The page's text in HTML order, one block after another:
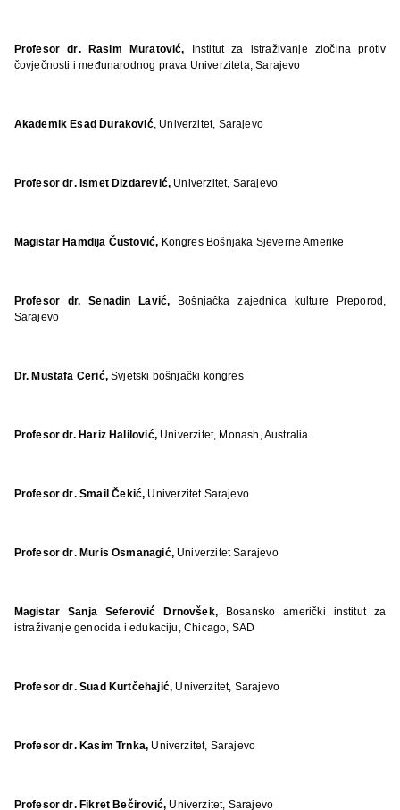
Profesor dr. Rasim Muratović, Institut za istraživanje zločina protiv
čovječnosti i međunarodnog prava Univerziteta, Sarajevo
Akademik Esad Duraković, Univerzitet, Sarajevo
Profesor dr.Ismet Dizdarević, Univerzitet, Sarajevo
Magistar Hamdija Čustović, Kongres Bošnjaka Sjeverne Amerike
Profesor dr. Senadin Lavić, Bošnjačka zajednica kulture Preporod,
Sarajevo
Dr. Mustafa Cerić,Svjetski bošnjački kongres
Profesor dr. Hariz Halilović,Univerzitet, Monash, Australia
Profesor dr.SmailČekić, Univerzitet Sarajevo
Profesor dr.Muris Osmanagić,Univerzitet Sarajevo
Magistar Sanja Seferović Drnovšek, Bosansko američki institut za
istraživanje genocida i edukaciju, Chicago, SAD
Profesor dr.Suad Kurtčehajić, Univerzitet, Sarajevo
Profesor dr.Kasim Trnka, Univerzitet, Sarajevo
Profesor dr.Fikret Bečirović, Univerzitet, Sarajevo